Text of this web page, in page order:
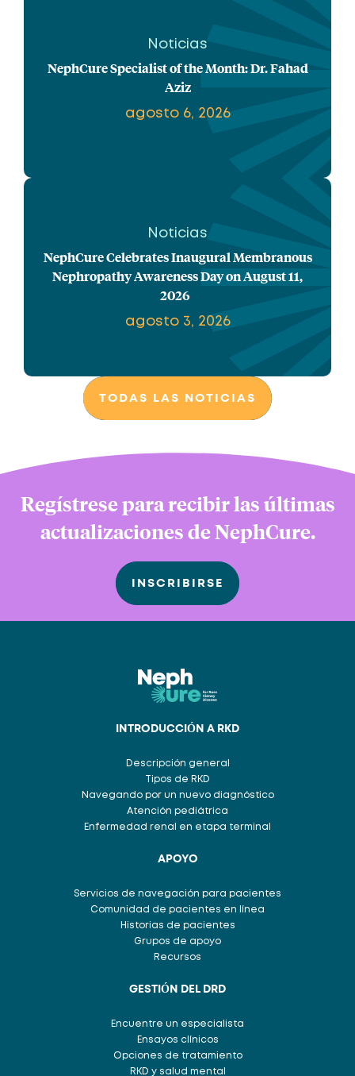
Noticias
NephCure Specialist of the Month: Dr. Fahad
Aziz
agosto 6, 2026
Noticias
NephCure Celebrates Inaugural Membranous
Nephropathy Awareness Day on August 11,
2026
agosto 3, 2026
TODAS LAS NOTICIAS
Regístrese para recibir las últimas
actualizaciones de NephCure.
INSCRIBIRSE
INTRODUCCIÓN A RKD
Descripción general
Tipos de RKD
Navegando por un nuevo diagnóstico
Atención pediátrica
Enfermedad renal en etapa terminal
APOYO
Servicios de navegación para pacientes
Comunidad de pacientes en línea
Historias de pacientes
Grupos de apoyo
Recursos
GESTIÓN DEL DRD
Encuentre un especialista
Ensayos clínicos
Opciones de tratamiento
RKD y salud mental